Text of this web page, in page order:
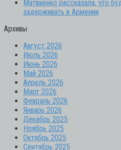
Матвиенко рассказала, что
задерживать в Армении
Архивы
Август 2026
Июль 2026
Июнь 2026
Май 2026
Апрель 2026
Март 2026
Февраль 2026
Январь 2026
Декабрь 2025
Ноябрь 2025
Октябрь 2025
Сентябрь 2025